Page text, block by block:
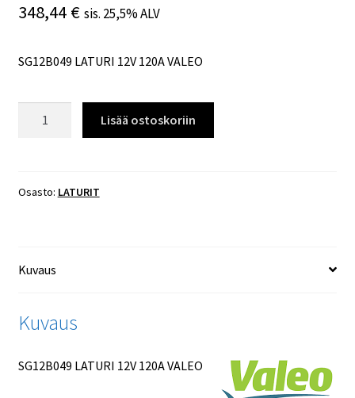
348,44 € sis. 25,5% ALV
SG12B049 LATURI 12V 120A VALEO
VALEO
Lisää ostoskoriin
Osasto: LATURIT
Kuvaus
Kuvaus
SG12B049 LATURI 12V 120A VALEO